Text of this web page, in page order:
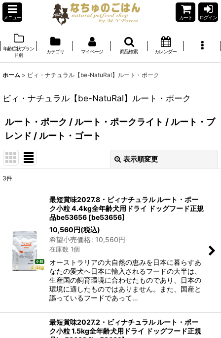
メニュー カート ログイン
年齢症状ブラン
ド別
カテゴリ マイページ 商品検索 カレンダー
ホーム > ビィ・ナチュラル【be-NatuRal】ルート・ポーク
ビィ・ナチュラル【be-NatuRal】ルート・ポーク
ルート・ポーク / ルート・ポークライト / ルート・ブ
レンド / ルート・ゴート
表示順変更
並び順:
絞り込む
3件
最短賞味2027.8・ビィナチュラル ルート・ポー
ク小粒 4.4kg全年齢犬用ドライ ドッグフード正規
品be53656 [be53656]
10,560円(税込)
希望小売価格: 10,560円
在庫数 1個
オーストラリアの大自然の恵みを日本に暮らすあ
なたの愛犬へ日本に輸入されるフードの大半は、
生産国の飼育環境に合わせたものであり、日本の
環境に適したものではありません。また、国産と
謳っているフードであって…
最短賞味2027.2・ビィナチュラル ルート・ポー
ク小粒 1.5kg全年齢犬用ドライ ドッグフード正規